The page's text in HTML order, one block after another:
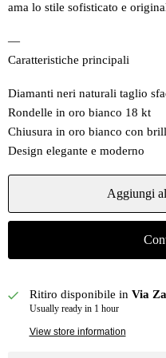
ama lo stile sofisticato e
—
Caratteristiche principali
Diamanti neri naturali taglio
Rondelle in oro bianco 18 kt
Chiusura in oro bianco con
Design elegante e moderno
Aggiungi
Ritiro disponibile in Via
Usually ready in 1 hour
View store information